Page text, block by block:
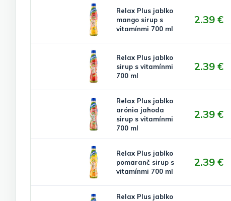
Relax Plus jablko
mango sirup s
vitamínmi 700 ml
2.39 €
Relax Plus jablko
sirup s vitamínmi
700 ml
2.39 €
Relax Plus jablko
arónia jahoda
sirup s vitamínmi
700 ml
2.39 €
Relax Plus jablko
pomaranč sirup s
vitamínmi 700 ml
2.39 €
Relax Plus jablko